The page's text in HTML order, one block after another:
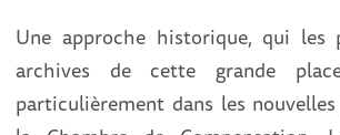
Une approche historique, qui les
archives de cette grande
particulièrement dans les